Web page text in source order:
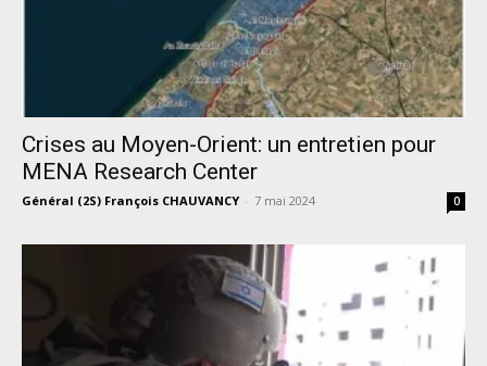
Crises au Moyen-Orient: un entretien pour
MENA Research Center
Général (2S) François CHAUVANCY - 7 mai 2024 0